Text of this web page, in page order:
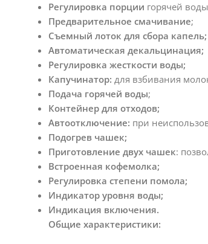
Регулировка порции горячей
Предварительное смачивание;
Съемный лоток для сбора капель;
Автоматическая декальцинация;
Регулировка жесткости воды;
Капучинатор: для взбивания
Подача горячей воды;
Контейнер для отходов;
Автоотключение: при
Подогрев чашек;
Приготовление двух чашек:
Встроенная кофемолка;
Регулировка степени помола;
Индикатор уровня воды;
Индикация включения.
Общие характеристики: